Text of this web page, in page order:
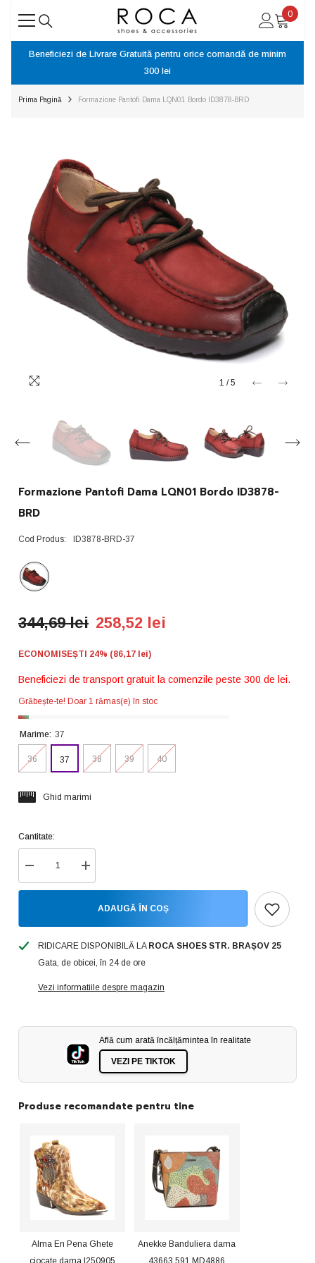
SARI LA CONȚINUT 0
0
comandă de minim
Returnarea produselor în termen de 14 zile din
Prima Pagină Formazione Pantofi Dama LQN01 Bordo ID3878-BRD
1 / 5
Formazione Pantofi Dama LQN01 Bordo ID3878-
BRD
Cod Produs: ID3878-BRD-37
344,69 lei 258,52 lei
ECONOMISEȘTI 24% (86,17 lei)
Beneficiezi de transport gratuit la comenzile peste 300 de lei.
Grăbește-te! Doar 1 rămas(e) în stoc
Marime: 37
36 37 38 39 40
Ghid marimi
Cantitate:
Reduceți
cantitatea
pentru
bordo
BRD
Creșteți
cantitatea
pentru
Formazione
Pantofi
bordo
BRD
ADAUGĂ ÎN COȘ
RIDICARE DISPONIBILĂ LA ROCA SHOES STR. BRAȘOV 25
Gata, de obicei, în 24 de ore
Vezi informatiile despre magazin
Află cum arată încălțămintea în realitate
VEZI PE TIKTOK
Produse recomandate pentru tine
Alma En Pena Ghete
ciocate dama I250905
Anekke Banduliera dama
43663 591 MD4886